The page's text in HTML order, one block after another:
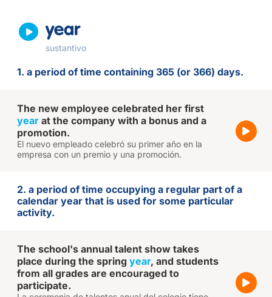
year
sustantivo
1. a period of time containing 365 (or 366) days.
The new employee celebrated her first
year at the company with a bonus and a
promotion.
El nuevo empleado celebró su primer año en la
empresa con un premio y una promoción.
2. a period of time occupying a regular part of a
calendar year that is used for some particular
activity.
The school's annual talent show takes
place during the spring year, and students
from all grades are encouraged to
participate.